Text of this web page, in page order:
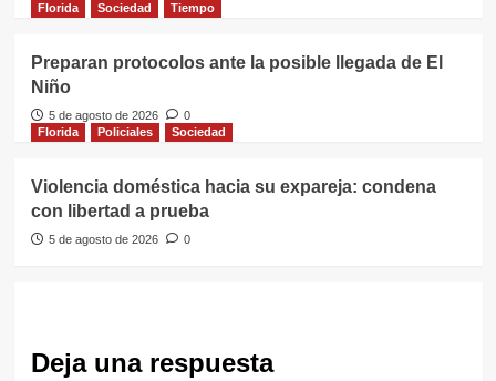
Florida
Sociedad Tiempo
Preparan protocolos ante la posible llegada de El
Niño
5 de agosto de 2026
0
Florida
Policiales Sociedad
Violencia doméstica hacia su expareja: condena
con libertad a prueba
5 de agosto de 2026 0
Deja una respuesta